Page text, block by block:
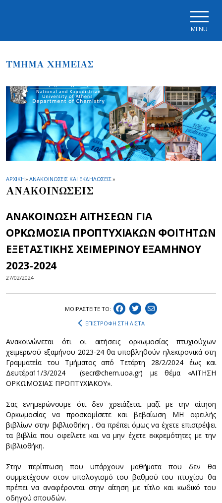
MENU
ΤΜΗΜΑ ΧΗΜΕΙΑΣ
ΑΡΧΙΚΗ» ΑΝΑΚΟΙΝΩΣΕΙΣ ΚΑΙ ΕΚΔΗΛΩΣΕΙΣ»
ΑΝΑΚΟΙΝΩΣΕΙΣ
ΑΝΑΚΟΙΝΩΣΗ ΑΙΤΗΣΕΩΝ ΓΙΑ
ΟΡΚΩΜΟΣΙΑ ΠΡΟΠΤΥΧΙΑΚΩΝ ΦΟΙΤΗΤΩΝ
ΕΞΕΤΑΣΤΙΚΗΣ ΧΕΙΜΕΡΙΝΟΥ ΕΞΑΜΗΝΟΥ
2023-2024
27/02/2024
ΜΟΙΡΑΣΤEIΤΕ ΤΟ:
ΕΠΙΣΤΡΟΦΗ ΣΤΗ ΛΙΣΤΑ
Ανακοινώνεται ότι οι αιτήσεις ορκωμοσίας πτυχιούχων
χειμερινού εξαμήνου 2023-24 θα υποβληθούν ηλεκτρονικά στη
Γραμματεία του Τμήματος από Τετάρτη 28/2/2024 έως και
Δευτέρα11/3/2024 (secr@chem.uoa.gr) με θέμα «ΑΙΤΗΣΗ
ΟΡΚΩΜΟΣΙΑΣ ΠΡΟΠΤΥΧΙΑΚΟΥ».
Σας ενημερώνουμε ότι δεν χρειάζεται μαζί με την αίτηση
Ορκωμοσίας να προσκομίσετε και βεβαίωση ΜΗ οφειλής
βιβλίων στην βιβλιοθήκη . Θα πρέπει όμως να έχετε επιστρέψει
τα βιβλία που οφείλετε και να μην έχετε εκκρεμότητες με την
βιβλιοθήκη.
Στην περίπτωση που υπάρχουν μαθήματα που δεν θα
συμμετέχουν στον υπολογισμό του βαθμού του πτυχίου θα
πρέπει να αναφέρονται στην αίτηση με τίτλο και κωδικό του
οδηγού σπουδών.